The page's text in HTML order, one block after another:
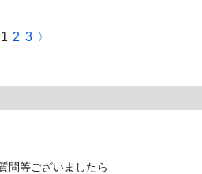
1 2 3 〉
問等ございましたら